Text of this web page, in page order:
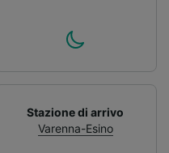
Stazione di arrivo
Varenna-Esino